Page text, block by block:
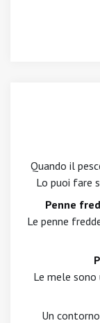
Quando il
Lo puoi fare
Penne
Le penne
Le mele
Un